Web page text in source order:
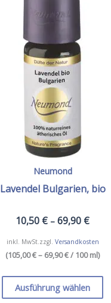
Neumond
Lavendel Bulgarien, bio
10,50 € – 69,90 €
inkl. MwSt.zzgl. Versandkosten
(105,00 € – 69,90 €/ 100 ml)
Ausführung wählen